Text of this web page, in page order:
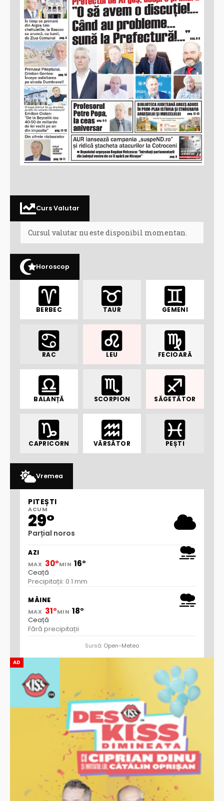
AD
Curs Valutar
Cursul valutar nu este disponibil momentan.
Horoscop
BERBEC TAUR GEMENI
RAC LEU FECIOARĂ
BALANȚĂ SCORPION SĂGETĂTOR
CAPRICORN VĂRSĂTOR PEȘTI
Vremea
PITEȘTI
ACUM
29°
Parțial noros
AZI
MAX 30°MIN 16°
Ceață
Precipitații: 0.1 mm
MÂINE
MAX 31°MIN 18°
Ceață
Fără precipitații
Sursă: Open-Meteo